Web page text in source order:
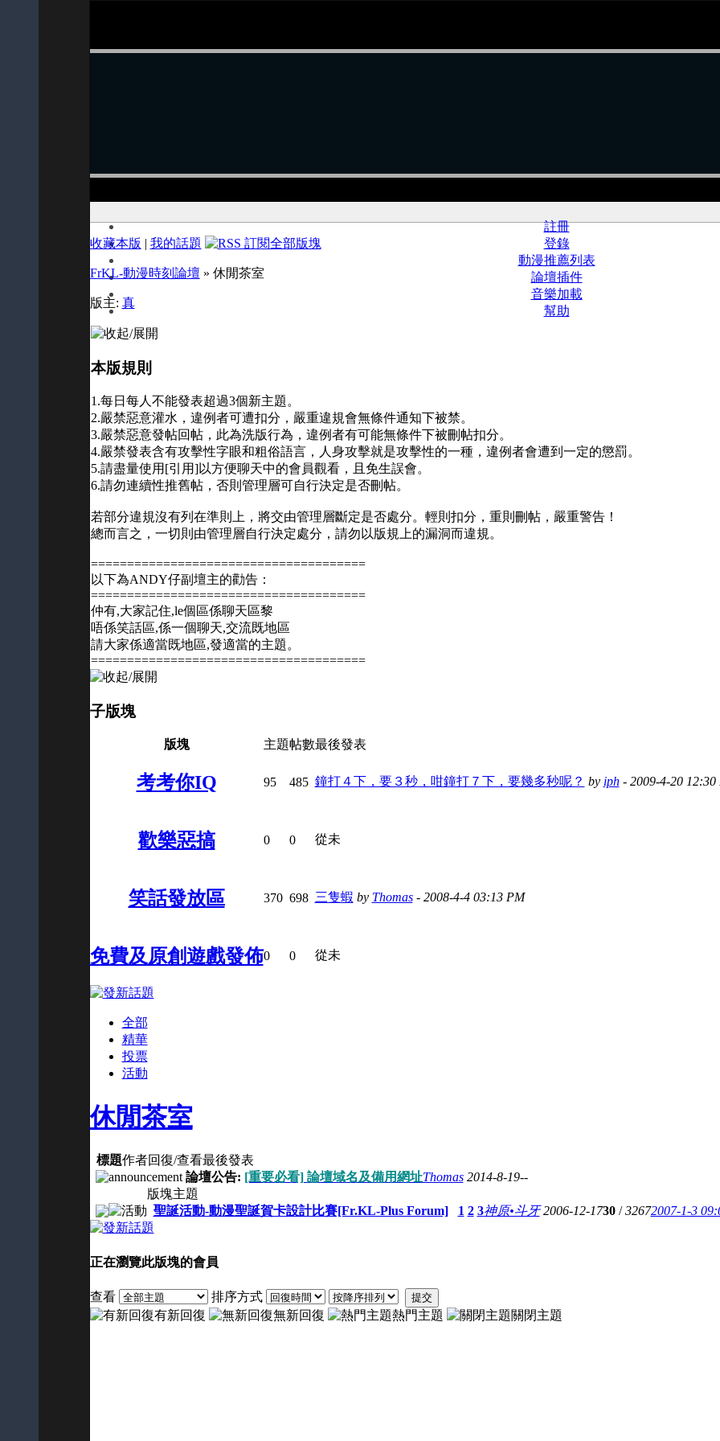
註冊
登錄
動漫推薦列表
論壇插件
音樂加載
幫助
收藏本版 | 我的話題
FrKL-動漫時刻論壇 » 休閒茶室
版主: 真
本版規則
1.每日每人不能發表超過3個新主題。
2.嚴禁惡意灌水，違例者可遭扣分，嚴重違規會無條件通知下被禁。
3.嚴禁惡意發帖回帖，此為洗版行為，違例者有可能無條件下被刪帖扣分。
4.嚴禁發表含有攻擊性字眼和粗俗語言，人身攻擊就是攻擊性的一種，違例者會遭到一定的懲罰。
5.請盡量使用[引用]以方便聊天中的會員觀看，且免生誤會。
6.請勿連續性推舊帖，否則管理層可自行決定是否刪帖。
若部分違規沒有列在準則上，將交由管理層斷定是否處分。輕則扣分，重則刪帖，嚴重警告！
總而言之，一切則由管理層自行決定處分，請勿以版規上的漏洞而違規。
======================================
以下為ANDY仔副壇主的勸告：
======================================
仲有,大家記住,le個區係聊天區黎
唔係笑話區,係一個聊天,交流既地區
請大家係適當既地區,發適當的主題。
======================================
子版塊
版塊 主題帖數最後發表
考考你IQ 95 485 鐘打４下，要３秒，咁鐘打７下，要幾多秒呢？ by iph- 2009-4-20 12:30
歡樂惡搞 0 0 從未
笑話發放區 370 698 三隻蝦 by Thomas- 2008-4-4 03:13 PM
免費及原創遊戲發佈0 0 從未
全部
精華
投票
活動
休閒茶室
標題作者回復/查看最後發表
論壇公告: [重要必看] 論壇域名及備用網址Thomas 2014-8-19--
版塊主題
聖誕活動-動漫聖誕賀卡設計比賽[Fr.KL-Plus Forum]
1 2 3神原•斗牙 2006-12-1730/32672007-1-3
正在瀏覽此版塊的會員
查看 排序方式 提交
有新回復 無新回復 熱門主題 關閉主題